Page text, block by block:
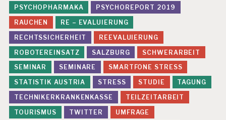
P
R
Ä
V
E
N
T
I
O
N
P
PSYCHOPHARMAKA
PSYCHOREPORT 2019
RAUCHEN
RE – EVALUIERUNG
RECHTSSICHERHEIT
REEVALUIERUNG
ROBOTEREINSATZ
SALZBURG
SCHWERARBEIT
SEMINAR
SEMINARE
SMARTFONE STRESS
STATISTIK AUSTRIA
STRESS STUDIE
TAGUNG
TECHNIKERKRANKENKASSE
TEILZEITARBEIT
TOURISMUS
TWITTER
UMFRAGE